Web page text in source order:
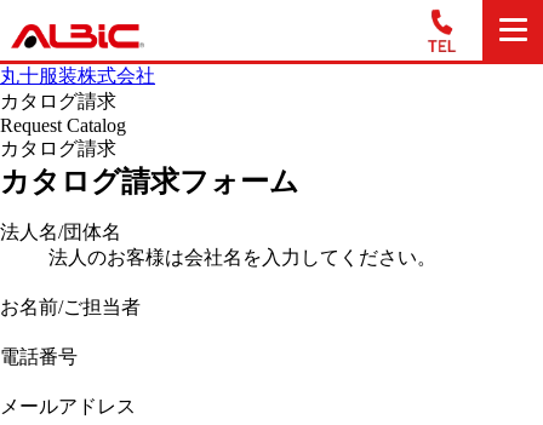
丸十服装株式会社
カタログ請求
Request Catalog
カタログ請求
カタログ請求フォーム
法人名/団体名
法人のお客様は会社名を入力してください。
お名前/ご担当者
電話番号
メールアドレス